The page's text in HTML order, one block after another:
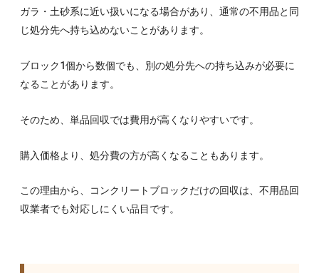
ガラ・土砂系に近い扱いになる場合があり、通常の不用品と同
じ処分先へ持ち込めないことがあります。
ブロック1個から数個でも、別の処分先への持ち込みが必要に
なることがあります。
そのため、単品回収では費用が高くなりやすいです。
購入価格より、処分費の方が高くなることもあります。
この理由から、コンクリートブロックだけの回収は、不用品回
収業者でも対応しにくい品目です。